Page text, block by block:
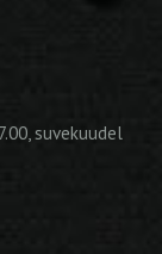
suvekuudel